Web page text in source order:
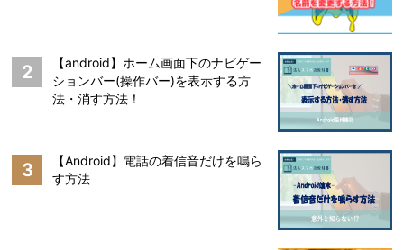
2
【android】ホーム画面下のナビゲー
ションバー(操作バー)を表示する方
法・消す方法！
3
【Android】電話の着信音だけを鳴ら
す方法